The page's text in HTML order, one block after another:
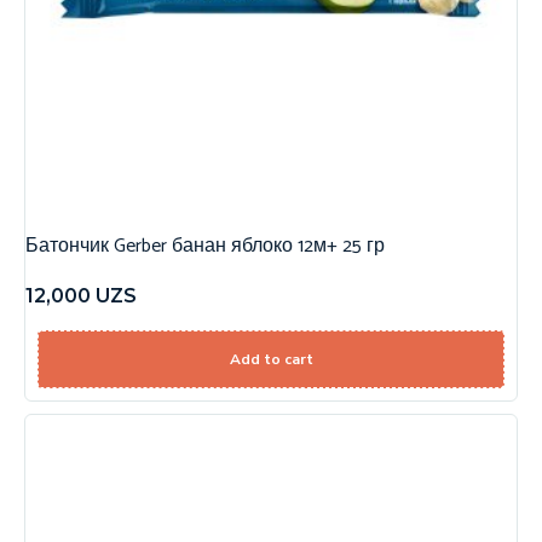
Батончик Gerber банан яблоко 12м+ 25 гр
12,000 UZS
Add to cart